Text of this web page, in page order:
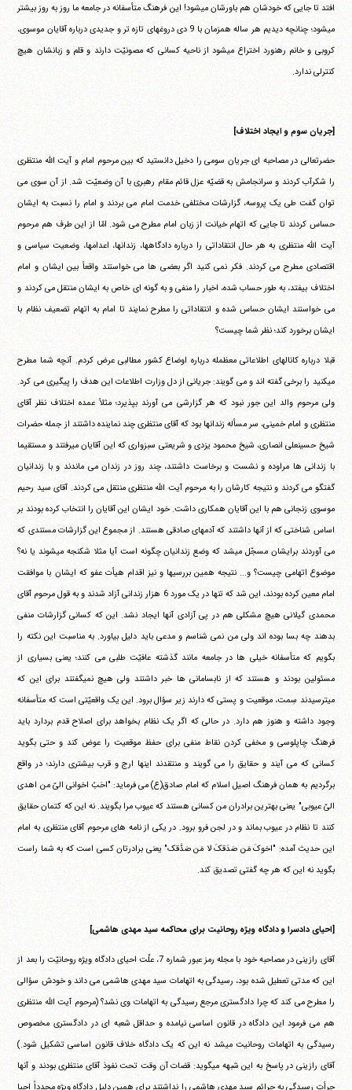
افتد تا جایی که خودشان هم باورشان میشود! این فرهنگ متأسفانه در جامعه ما روز به روز بیشتر
میشود؛ چنانچه دیدیم هر ساله همزمان با 9 دی دروغهای تازه تر و جدیدی درباره آقایان موسوی،
کروبی و خانم رهنورد اختراع میشود از ناحیه کسانی که مصونیّت دارند و قلم و زبانشان هیچ
کنترلی ندارد.
[جریان سوم و ایجاد اختلاف]
حضرتعالی در مصاحبه ای جریان سومی را دخیل دانستید که بین مرحوم امام و آیت الله منتظری
را شکرآب کردند و سرانجامش به قضیّه عزل قائم مقام رهبری با آن وضعیّت شد. از آن سوی می
توان گفت طی یک پروسه، گزارشات مختلفی خدمت امام می بردند و امام را نسبت به ایشان
حساس کردند تا جایی که اتهام خیانت از زبان امام مطرح می شود. امّا از این طرف هم مرحوم
آیت الله منتظری به هر حال انتقاداتی را درباره دادگاهها، زندانها، اعدامها، وضعیت سیاسی و
اقتصادی مطرح می کردند. فکر نمی کنید اگر بعضی ها می خواستند واقعاً بین ایشان و امام
اختلاف بیفتد، به طور حساب شده، اخبار را منفی و به گونه ای خاص به ایشان منتقل می کردند و
می خواستند ایشان حساس شده و انتقاداتی را مطرح نمایند تا امام به اتهام تضعیف نظام با
ایشان برخورد کند؛ نظر شما چیست؟
قبلا درباره کانالهای اطلاعاتی معظمله درباره اوضاع کشور مطالبی عرض کردم. آنچه شما مطرح
میکنید را برخی گفته اند و می گویند: جریانی از دل وزارت اطلاعات این هدف را پیگیری می کرد.
ولی مرحوم والد این جور نبود که هر گزارشی می آورند بپذیرد؛ مثلاً عمده اختلاف نظر آقای
منتظری و امام خمینی، سر مسأله زندانها بود که آقای منتظری چند نماینده داشتند از جمله حضرات
شیخ حسینعلی انصاری، شیخ محمود یزدی و شریعتی سبزواری که این آقایان میرفتند و مستقیما
با زندانی ها مراوده و نشست و برخاست داشتند، چند روز در زندان می ماندند و با زندانیان
گفتگو می کردند و نتیجه کارشان را به مرحوم آیت الله منتظری منتقل می کردند. آقای سید رحیم
موسوی زنجانی هم با این آقایان همکاری داشت. خود ایشان این آقایان را انتخاب کرده بودند بر
اساس شناختی که از آنها داشتند که آدمهای صادقی هستند. از مجموع این گزارشات مستندی که
می آوردند برایشان مسجّل میشد که وضع زندانیان چگونه است آیا مثلا شکنجه میشوند یا نه؟
موضوع اتهامی چیست؟ و... نتیجه همین بررسیها و نیز اقدام هیأت عفو که ایشان با موافقت
امام معین کرده بودند، این شد که تنها در یک مورد 6 هزار زندانی آزاد شدند و به قول مرحوم آقای
محمدی گیلانی هیچ مشکلی هم در پی آزادی آنها ایجاد نشد. این که کسانی گزارشات منفی
بدهند چه بسا بوده اند ولی من نمی شناسم و مدعی باید دلیل بیاورد. به مناسبت این نکته را
بگویم که متأسفانه خیلی ها در جامعه مانند گذشته عافیّت طلبی می کنند؛ یعنی بسیاری از
مسئولین بودند و هستند که از نابسامانی ها خبر داشتند ولی هیچ نمیگفتند برای این که
میترسیدند سِمت، موقعیت و پستی که دارند زیر سؤال برود. این یک واقعیّتی است که متأسفانه
وجود داشته و هنوز هم دارد. در حالی که اگر یک نظام بخواهد برای اصلاح قدم بردارد باید
فرهنگ چاپلوسی و مخفی کردن نقاط منفی برای حفظ موقعیت را عوض کند و حتی بگوید
کسانی که می آیند و حقایق را می گویند و منتقدند اینها ارج و قرب بیشتری دارند؛ در واقع
برگردیم به همان فرهنگ اصیل اسلام که امام صادق(ع) می فرماید: "احَبُ اخوانی الیّ من اهدی
الیّ عیوبی" یعنی بهترین برادران من کسانی هستند که عیوب مرا بگویند. نه این که کتمان حقایق
کنند تا نظام در عیوب بماند و در لجن فرو برود. در یکی از نامه های مرحوم آقای منتظری به امام
این حدیث آمده: "اخوکَ مَن صَدَقکَ لا مَن صَدَّقک" یعنی برادرتان کسی است که به شما راست
بگوید نه این که هر چه گفتی تصدیق کند.
[احیای دادسرا و دادگاه ویژه روحانیت برای محاکمه سید مهدی هاشمی]
آقای رازینی در مصاحبه خود با مجله رمز عبور شماره 7، علّت احیای دادگاه ویژه روحانیّت را بعد از
این که مدتی تعطیل شده بود، رسیدگی به اتهامات سید مهدی هاشمی می داند و خودش سؤالی
را مطرح می کند که چرا دادگستری مرجع رسیدگی به اتهامات وی نشد؟ (مرحوم آیت الله منتظری
هم می فرمود این دادگاه در قانون اساسی نیامده و حداقل شعبه ای در دادگستری مخصوص
رسیدگی به اتهامات روحانیت میشد نه این که یک دادگاه خلاف قانون اساسی تشکیل شود.)
آقای رازینی در پاسخ به این شبهه میگوید: قضات آن وقت تحت نفوذ آقای منتظری بودند و آنها
جرأت رسیدگی به جرائم سید مهدی هاشمی را نداشتند برای همین دلیل دادگاه ویژه مجدداً احیا